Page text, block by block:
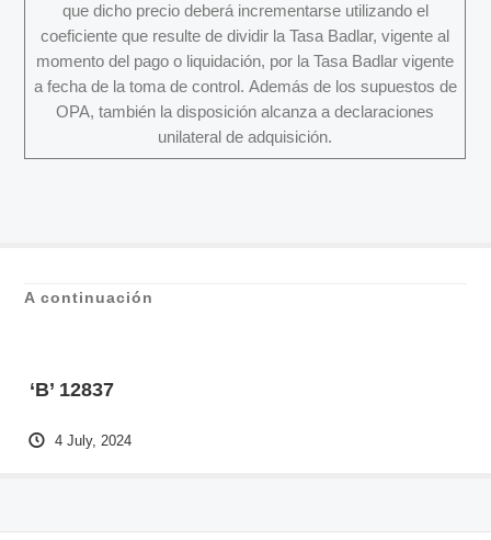
que dicho precio deberá incrementarse utilizando el
coeficiente que resulte de dividir la Tasa Badlar, vigente al
momento del pago o liquidación, por la Tasa Badlar vigente
a fecha de la toma de control. Además de los supuestos de
OPA, también la disposición alcanza a declaraciones
unilateral de adquisición.
A continuación
‘B’ 12837
4 July, 2024